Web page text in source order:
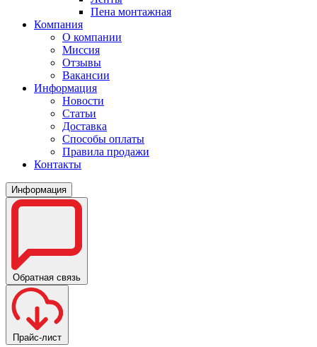
Пена монтажная
Компания
О компании
Миссия
Отзывы
Вакансии
Информация
Новости
Статьи
Доставка
Способы оплаты
Правила продажи
Контакты
Информация
Обратная связь
Прайс-лист